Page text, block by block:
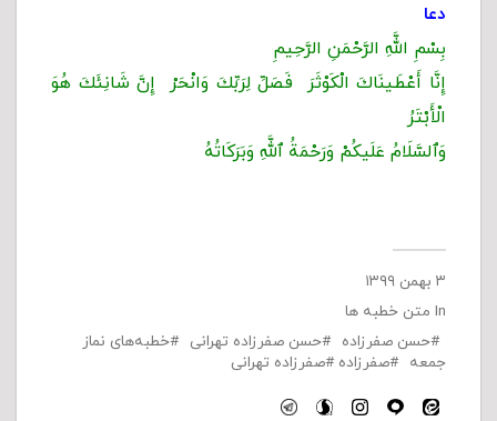
دعا
بِسْمِ اللَّهِ الرَّحْمَنِ الرَّحِیمِ
إِنَّا أَعْطَینَاكَ الْكَوْثَرَ فَصَلِّ لِرَبِّكَ وَانْحَرْ إِنَّ شَانِئَكَ هُوَ
الْأَبْتَرُ
وَٱلسَّلَامُ عَلَیكُمْ وَرَحْمَةُ ٱللَّهِ وَبَرَكَاتُهُ
۳ بهمن ۱۳۹۹
In متن خطبه ها
حسن صفرزاده
حسن صفرزاده تهرانی
خطبه‌های نماز
جمعه
صفرزاده صفرزاده تهرانی